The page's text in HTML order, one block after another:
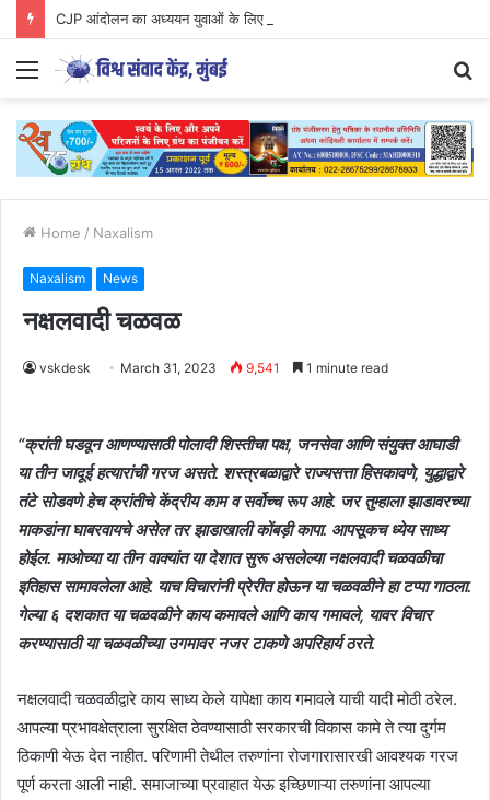
CJP आंदोलन का अध्ययन युवाओं के लिए आवश्यक..
Menu
Home / Naxalism
Naxalism News
नक्षलवादी चळवळ
vskdesk March 31, 2023 9,541 1 minute read
“क्रांती घडवून आणण्यासाठी पोलादी शिस्तीचा पक्ष, जनसेवा आणि संयुक्त आघाडी
या तीन जादूई हत्यारांची गरज असते. शस्त्रबळाद्वारे राज्यसत्ता हिसकावणे, युद्धाद्वारे
तंटे सोडवणे हेच क्रांतीचे केंद्रीय काम व सर्वोच्च रूप आहे. जर तुम्हाला झाडावरच्या
माकडांना घाबरवायचे असेल तर झाडाखाली कोंबड़ी कापा. आपसूकच ध्येय साध्य
होईल. माओच्या या तीन वाक्यांत या देशात सुरू असलेल्या नक्षलवादी चळवळीचा
इतिहास सामावलेला आहे. याच विचारांनी प्रेरीत होऊन या चळवळीने हा टप्पा गाठला.
गेल्या ६ दशकात या चळवळीने काय कमावले आणि काय गमावले, यावर विचार
करण्यासाठी या चळवळीच्या उगमावर नजर टाकणे अपरिहार्य ठरते.
नक्षलवादी चळवळीद्वारे काय साध्य केले यापेक्षा काय गमावले याची यादी मोठी ठरेल.
आपल्या प्रभावक्षेत्राला सुरक्षित ठेवण्यासाठी सरकारची विकास कामे ते त्या दुर्गम
ठिकाणी येऊ देत नाहीत. परिणामी तेथील तरुणांना रोजगारासारखी आवश्यक गरज
पूर्ण करता आली नाही. समाजाच्या प्रवाहात येऊ इच्छिणाऱ्या तरुणांना आपल्या